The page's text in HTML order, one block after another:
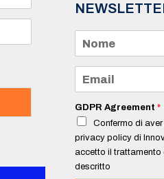
m
e
a
i
*
GDPR Agreement *
Confermo di
privacy policy di
accetto il trattamento
descritto